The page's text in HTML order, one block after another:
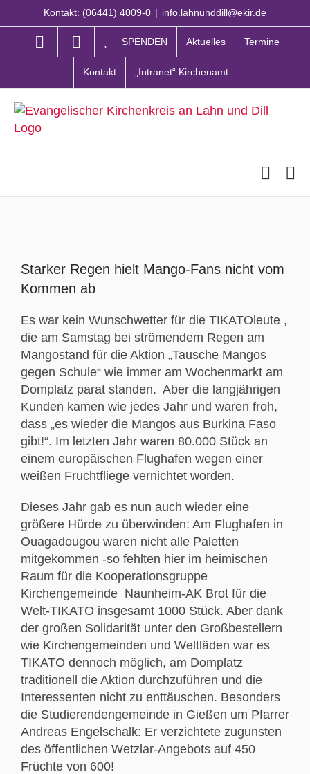
Inhalt
Kontakt: (06441) 4009-0 | info.lahnunddill@ekir.de
SPENDEN Aktuelles Termine
Kontakt „Intranet“ Kirchenamt
grösseres
Bild
Starker Regen hielt Mango-Fans nicht vom
Kommen ab
Es war kein Wunschwetter für die TIKATOleute ,
die am Samstag bei strömendem Regen am
Mangostand für die Aktion „Tausche Mangos
gegen Schule“ wie immer am Wochenmarkt am
Domplatz parat standen. Aber die langjährigen
Kunden kamen wie jedes Jahr und waren froh,
dass „es wieder die Mangos aus Burkina Faso
gibt!“. Im letzten Jahr waren 80.000 Stück an
einem europäischen Flughafen wegen einer
weißen Fruchtfliege vernichtet worden.
Dieses Jahr gab es nun auch wieder eine
größere Hürde zu überwinden: Am Flughafen in
Ouagadougou waren nicht alle Paletten
mitgekommen -so fehlten hier im heimischen
Raum für die Kooperationsgruppe
Kirchengemeinde Naunheim-AK Brot für die
Welt-TIKATO insgesamt 1000 Stück. Aber dank
der großen Solidarität unter den Großbestellern
wie Kirchengemeinden und Weltläden war es
TIKATO dennoch möglich, am Domplatz
traditionell die Aktion durchzuführen und die
Interessenten nicht zu enttäuschen. Besonders
die Studierendengemeinde in Gießen um Pfarrer
Andreas Engelschalk: Er verzichtete zugunsten
des öffentlichen Wetzlar-Angebots auf 450
Früchte von 600!